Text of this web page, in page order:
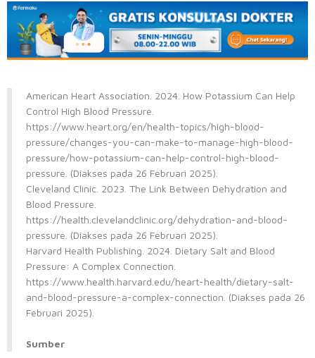
American Heart Association. 2024. How Potassium Can Help
Control High Blood Pressure.
https://www.heart.org/en/health-topics/high-blood-
pressure/changes-you-can-make-to-manage-high-blood-
pressure/how-potassium-can-help-control-high-blood-
pressure. (Diakses pada 26 Februari 2025).
Cleveland Clinic. 2023. The Link Between Dehydration and
Blood Pressure.
https://health.clevelandclinic.org/dehydration-and-blood-
pressure. (Diakses pada 26 Februari 2025).
Harvard Health Publishing. 2024. Dietary Salt and Blood
Pressure: A Complex Connection.
https://www.health.harvard.edu/heart-health/dietary-salt-
and-blood-pressure-a-complex-connection. (Diakses pada 26
Februari 2025).
Sumber